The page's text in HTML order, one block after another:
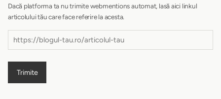
Dacă platforma ta nu trimite webmentions automat, lasă aici linkul
articolului tău care face referire la acesta.
Trimite